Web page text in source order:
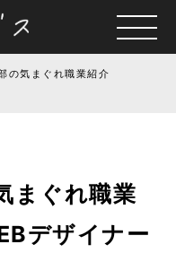
の気まぐれ職業紹介
まぐれ職業
デザイナー